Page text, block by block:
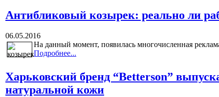
Антибликовый козырек: реально ли
06.05.2016
На данный момент, появилась многочисленная
Подробнее...
Харьковский бренд “Betterson”
натуральной кожи